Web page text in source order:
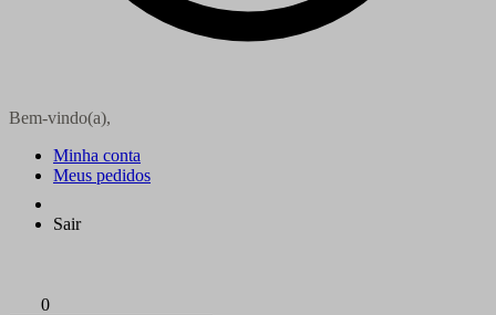
Bem-vindo(a),
Minha conta
Meus pedidos
Sair
0